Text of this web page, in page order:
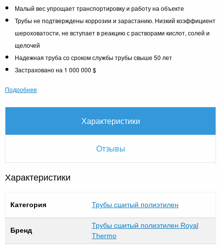
Малый вес упрощает транспортировку и работу на объекте
Трубы не подтверждены коррозии и зарастанию. Низкий коэффициент
шероховатости, не вступает в реакцию с растворами кислот, солей и
щелочей
Надежная труба со сроком службы трубы свыше 50 лет
Застраховано на 1 000 000 $
Подробнее
Характеристики
Отзывы
Характеристики
Категория Трубы сшитый полиэтилен
Бренд
Трубы сшитый полиэтилен Royal
Thermo